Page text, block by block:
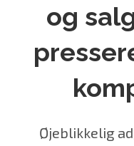
og
Øjeblikkelig